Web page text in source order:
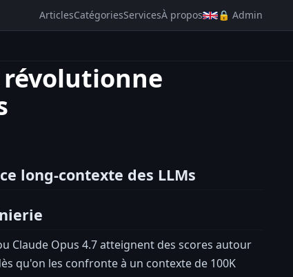
ArticlesCatégoriesServicesÀ propos 🔒 Admin
long-contexte des LLMs
Claude Opus 4.7 atteignent des scores autour
qu'on les confronte à un contexte de 100K